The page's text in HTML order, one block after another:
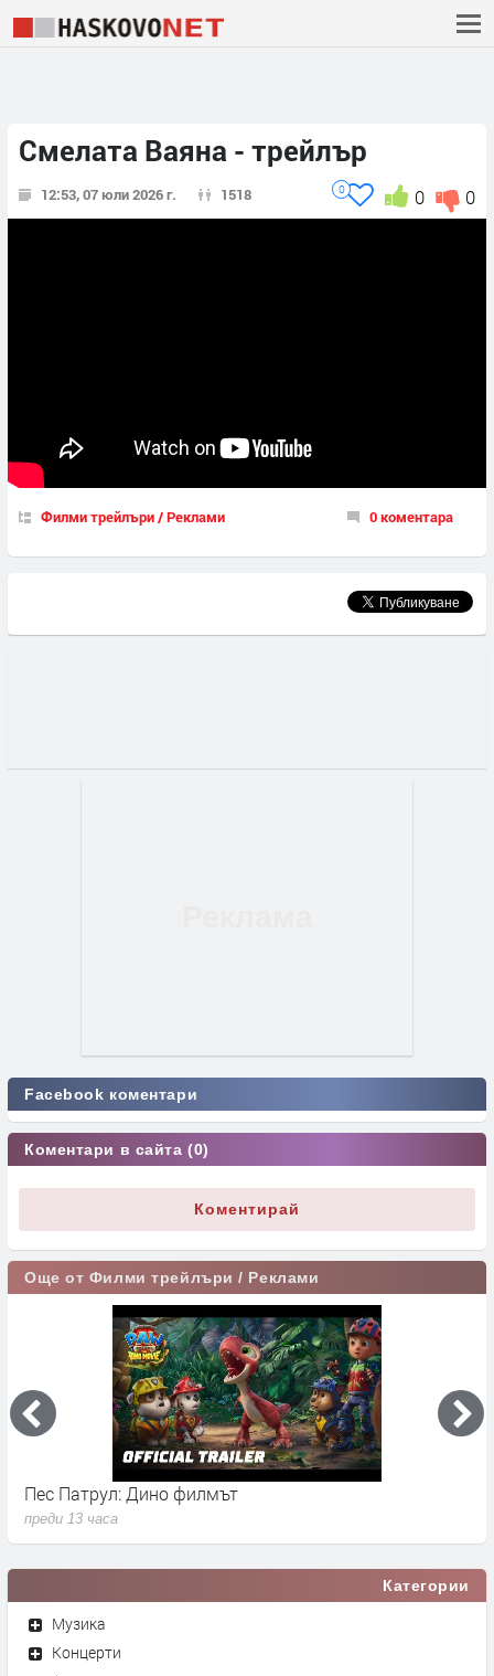
Смелата Ваяна - трейлър
12:53, 07 юли 2026 г. 1518 0
0
0
Филми трейлъри / Реклами 0 коментара
Facebook коментари
Коментари в сайта (0)
Коментирай
Още от Филми трейлъри / Реклами
Пес Патрул: Дино филмът
преди 13 часа
Категории
Музика
Концерти